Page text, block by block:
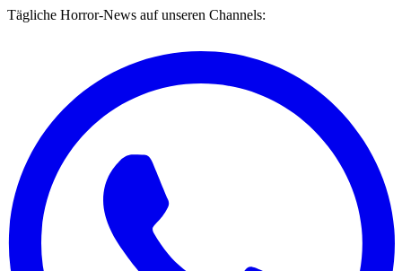
Tägliche Horror-News auf unseren Channels: